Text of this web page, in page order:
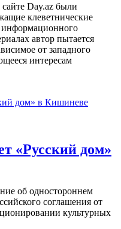
Day.az были
клеветнические
информационного
автор пытается
от западного
интересам
«Русский дом»
об одностороннем
соглашения от
культурных